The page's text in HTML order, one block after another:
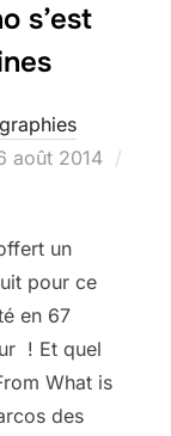
s’est
août 2014
un
pour ce
en 67
! Et quel
What is
des